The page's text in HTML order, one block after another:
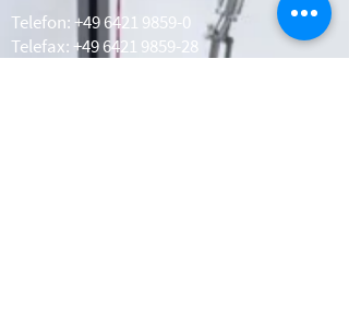
Telefon: +49 6421 9859-0
Telefax: +49 6421 9859-28